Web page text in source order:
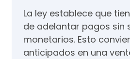
La ley establece que
de adelantar pagos sin
monetarios. Esto
anticipados en una